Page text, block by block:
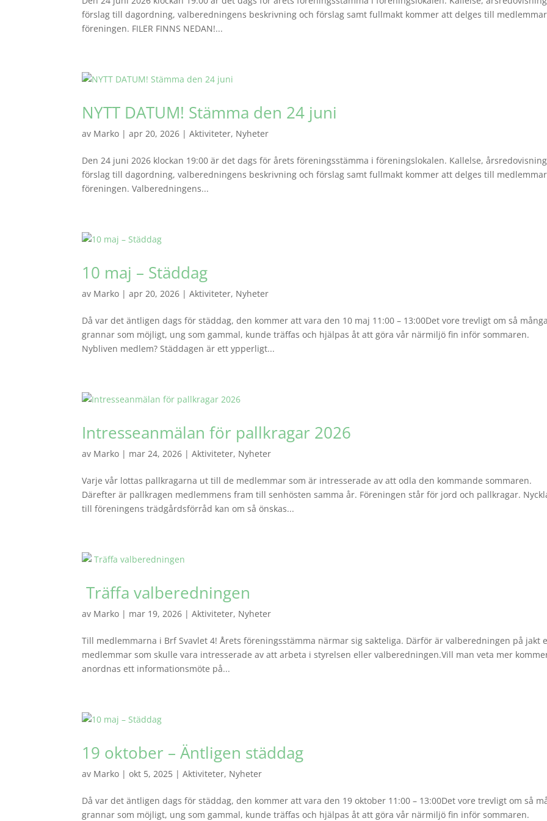
förslag till dagordning, valberedningens beskrivning och förslag samt fullmakt kommer att delges till
föreningen. FILER FINNS NEDAN!...
NYTT DATUM! Stämma den 24 juni
av Marko |apr 20, 2026 |Aktiviteter, Nyheter
Den 24 juni 2026 klockan 19:00 är det dags för årets föreningsstämma i föreningslokalen. Kallelse,
förslag till dagordning, valberedningens beskrivning och förslag samt fullmakt kommer att delges till
föreningen. Valberedningens...
10 maj – Städdag
av Marko |apr 20, 2026 |Aktiviteter, Nyheter
Då var det äntligen dags för städdag, den kommer att vara den 10 maj 11:00 – 13:00Det vore trevligt om så
grannar som möjligt, ung som gammal, kunde träffas och hjälpas åt att göra vår närmiljö fin inför sommaren.
Nybliven medlem? Städdagen är ett ypperligt...
Intresseanmälan för pallkragar 2026
av Marko | mar 24, 2026 |Aktiviteter, Nyheter
Varje vår lottas pallkragarna ut till de medlemmar som är intresserade av att odla den kommande sommaren.
Därefter är pallkragen medlemmens fram till senhösten samma år. Föreningen står för jord och pallkragar.
till föreningens trädgårdsförråd kan om så önskas...
Träffa valberedningen
av Marko | mar 19, 2026 |Aktiviteter, Nyheter
Till medlemmarna i Brf Svavlet 4! Årets föreningsstämma närmar sig sakteliga. Därför är valberedningen på jakt
medlemmar som skulle vara intresserade av att arbeta i styrelsen eller valberedningen.Vill man veta mer
anordnas ett informationsmöte på...
19 oktober – Äntligen städdag
av Marko |okt 5, 2025 |Aktiviteter, Nyheter
Då var det äntligen dags för städdag, den kommer att vara den 19 oktober 11:00 – 13:00Det vore trevligt om så
grannar som möjligt, ung som gammal, kunde träffas och hjälpas åt att göra vår närmiljö fin inför sommaren.